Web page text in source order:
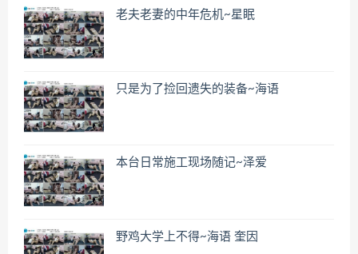
老夫老妻的中年危机~星眠
只是为了捡回遗失的装备~海语
本台日常施工现场随记~泽爱
野鸡大学上不得~海语 奎因